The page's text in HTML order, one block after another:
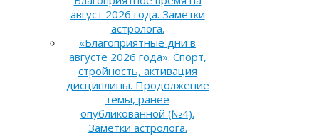
август 2026 года. Заметки
астролога.
«Благоприятные дни в
августе 2026 года». Спорт,
стройность, активация
дисциплины. Продолжение
темы, ранее
опубликованной (№4).
Заметки астролога.